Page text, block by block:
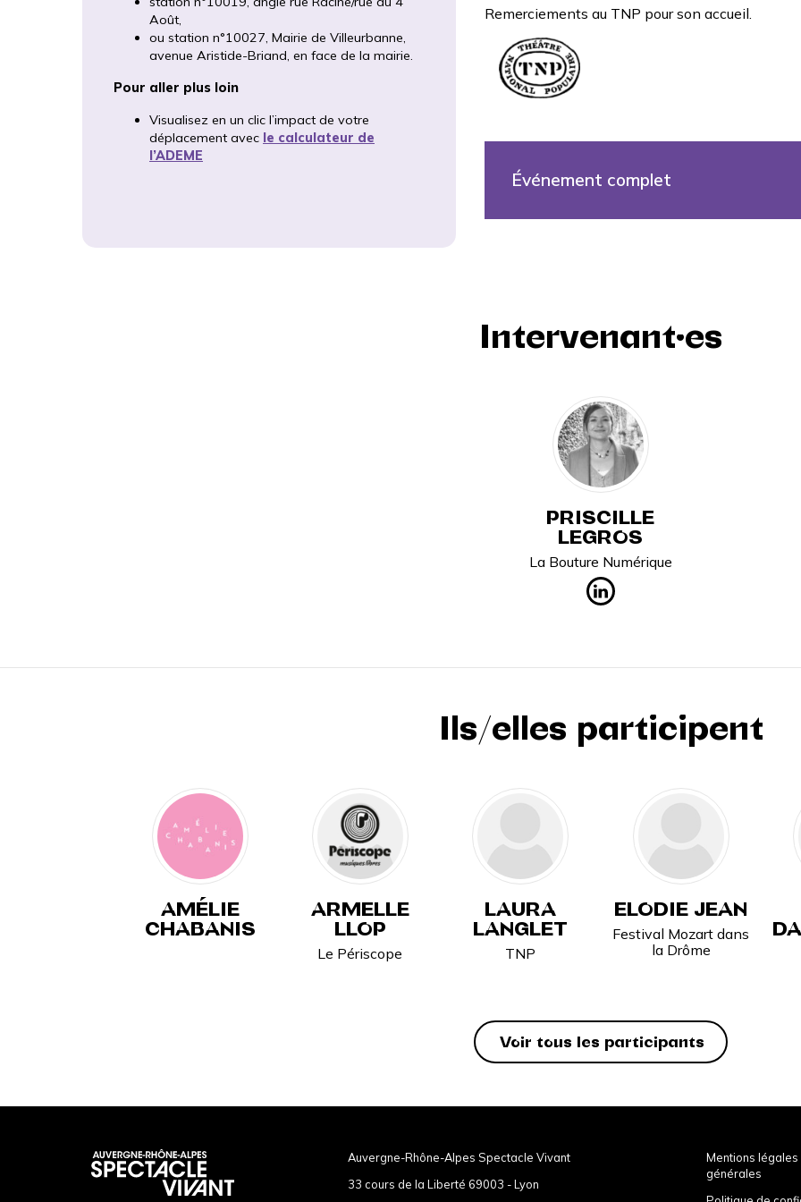
Août,
ou station n°10027, Mairie de Villeurbanne,
avenue Aristide-Briand, en face de la mairie.
Pour aller plus loin
Visualisez en un clic l’impact de votre
déplacement avec le calculateur de
l’ADEME
Remerciements au TNP pour son accueil.
Événement complet
Intervenant·es
PRISCILLE
LEGROS
La Bouture Numérique
Ils/elles participent
AMÉLIE
CHABANIS
ARMELLE
LLOP
Le Périscope
LAURA
LANGLET
TNP
ELODIE JEAN
Festival Mozart dans
la Drôme
Voir tous les participants
Auvergne-Rhône-Alpes Spectacle Vivant
33 cours de la Liberté 69003 - Lyon
Mentions
générales